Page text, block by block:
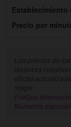
Establecimiento
Precio por
Prefijos
Números